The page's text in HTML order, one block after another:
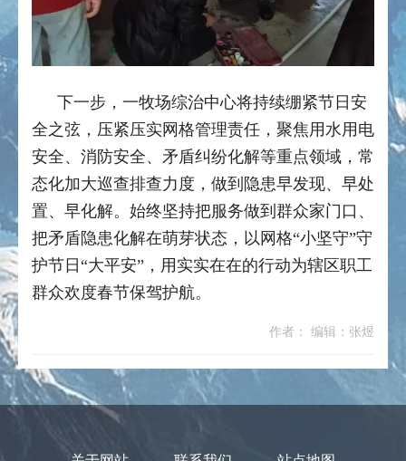
下一步，一牧场综治中心将持续绷紧节日安
全之弦，压紧压实网格管理责任，聚焦用水用电
安全、消防安全、矛盾纠纷化解等重点领域，常
态化加大巡查排查力度，做到隐患早发现、早处
置、早化解。始终坚持把服务做到群众家门口、
把矛盾隐患化解在萌芽状态，以网格“小坚守”守
护节日“大平安”，用实实在在的行动为辖区职工
群众欢度春节保驾护航。
作者： 编辑：张煜